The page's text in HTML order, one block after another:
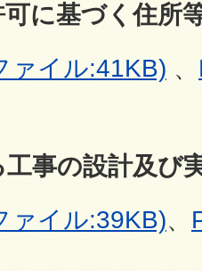
に基づく住所
ァイル:41KB) 、
事の設計及び
ァイル:39KB)、